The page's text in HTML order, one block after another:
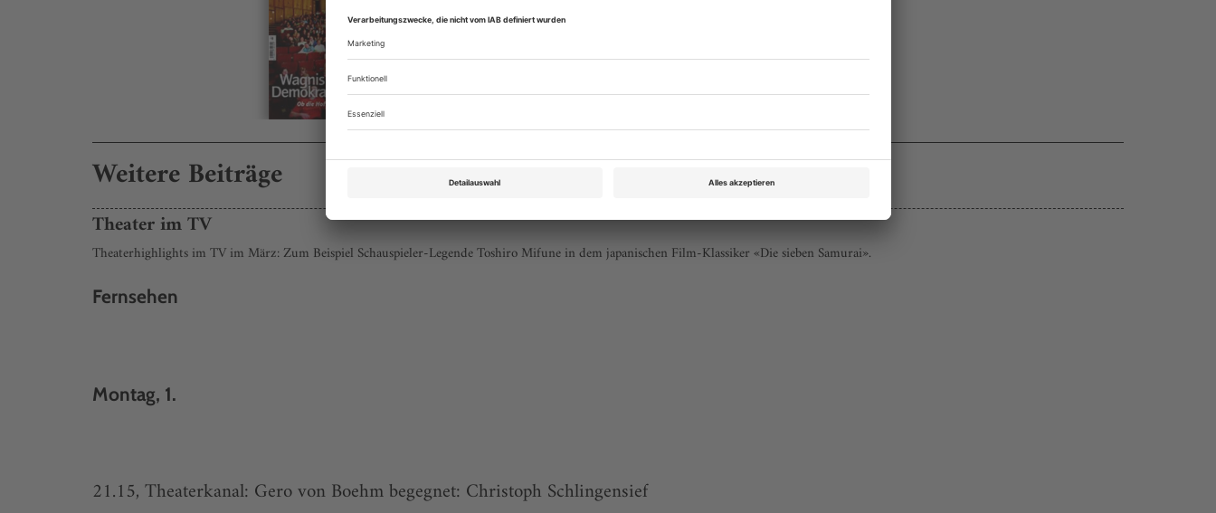
Vergriffen
Weitere Beiträge
Theater im TV
Theaterhighlights im TV im März: Zum Beispiel Schauspieler-Legende Toshiro Mifune in dem japanischen Film-Klassiker «Die sieben Samurai».
Fernsehen
Montag, 1.
21.15, Theaterkanal: Gero von Boehm begegnet: Christoph Schlingensief